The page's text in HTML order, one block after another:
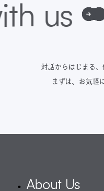
対話からはじまる、
まずは、お気軽